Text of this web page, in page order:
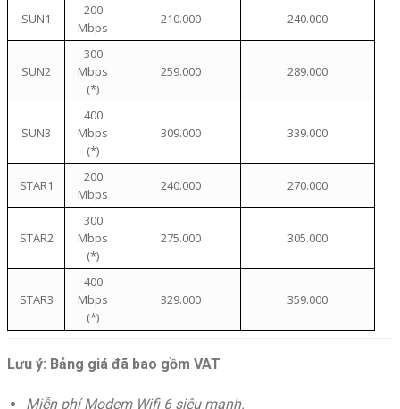
SUN1
200
Mbps
210.000 240.000
SUN2
300
Mbps
(*)
259.000 289.000
SUN3
400
Mbps
(*)
309.000 339.000
STAR1
200
Mbps
240.000 270.000
STAR2
300
Mbps
(*)
275.000 305.000
STAR3
400
Mbps
(*)
329.000 359.000
Lưu ý: Bảng giá đã bao gồm VAT
Miễn phí Modem Wifi 6 siêu mạnh.